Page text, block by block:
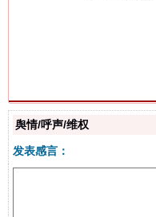
舆情/呼声/维权
发表感言：